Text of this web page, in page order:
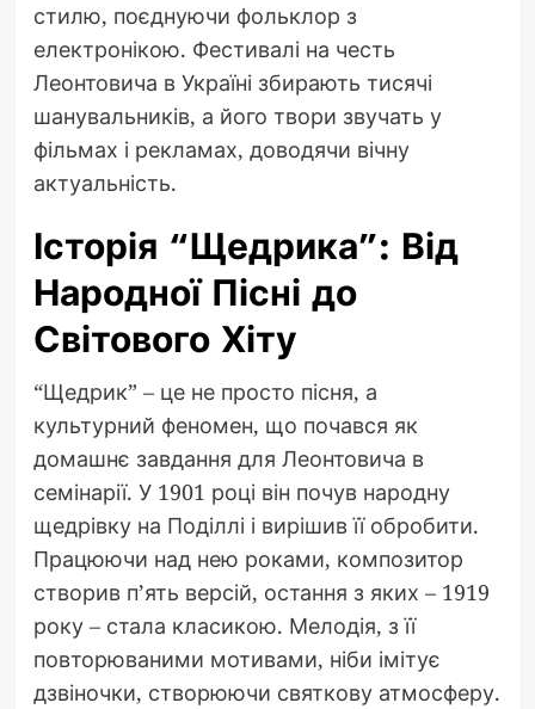
стилю, поєднуючи фольклор з
електронікою. Фестивалі на честь
Леонтовича в Україні збирають тисячі
шанувальників, а його твори звучать у
фільмах і рекламах, доводячи вічну
актуальність.
Історія “Щедрика”: Від
Народної Пісні до
Світового Хіту
“Щедрик” – це не просто пісня, а
культурний феномен, що почався як
домашнє завдання для Леонтовича в
семінарії. У 1901 році він почув народну
щедрівку на Поділлі і вирішив її обробити.
Працюючи над нею роками, композитор
створив п’ять версій, остання з яких – 1919
року – стала класикою. Мелодія, з її
повторюваними мотивами, ніби імітує
дзвіночки, створюючи святкову атмосферу.